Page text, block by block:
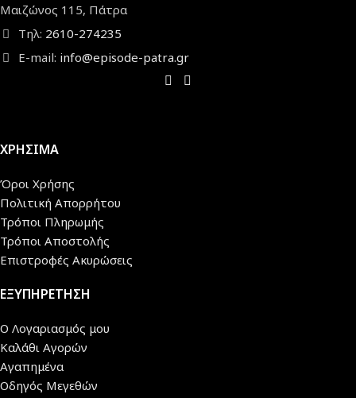
Μαιζώνος 115, Πάτρα
Τηλ: 2610-274235
E-mail: info@episode-patra.gr
ΧΡΗΣΙΜΑ
Όροι Χρήσης
Πολιτική Απορρήτου
Τρόποι Πληρωμής
Τρόποι Αποστολής
Επιστροφές Ακυρώσεις
ΕΞΥΠΗΡΕΤΗΣΗ
Ο Λογαριασμός μου
Καλάθι Αγορών
Αγαπημένα
Οδηγός Μεγεθών